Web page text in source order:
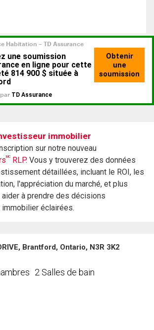
immobilier
sur notre nouveau
MC RLP. Vous y trouverez des données
détaillées, incluant le ROI, les
l'appréciation du marché, et plus
à prendre des décisions
éclairées.
Brantford, Ontario, N3R 3K2
2 Salles de bain